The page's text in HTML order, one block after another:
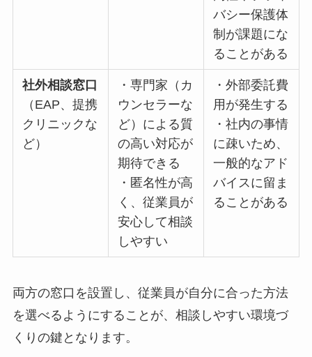
・担当者の
専門性やプ
ライバシー
保護体制が
課題になる
ことがある
社外相談窓
・専門家
（カウンセ
ラーなど）
による質の
高い対応が
期待できる
・匿名性が
員が安心し
て相談しや
すい
・外部委託
費用が発生
する
・社内の事
なアドバイ
ことがある